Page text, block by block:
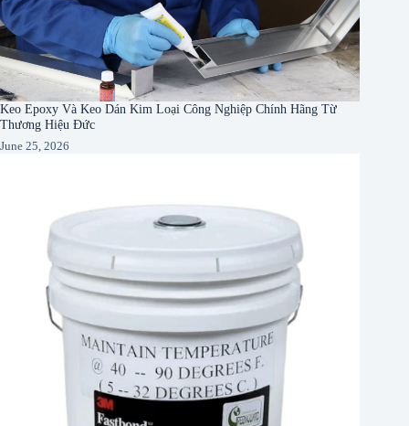
Keo Epoxy Và Keo Dán Kim Loại Công Nghiệp Chính Hãng Từ
Thương Hiệu Đức
June 25, 2026